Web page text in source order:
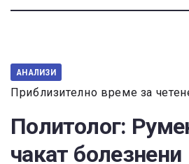
АНАЛИЗИ
Приблизително време за
Политолог:
чакат болезнени